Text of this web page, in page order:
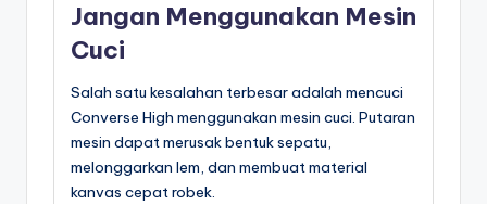
Jangan Menggunakan Mesin
Cuci
Salah satu kesalahan terbesar adalah mencuci
Converse High menggunakan mesin cuci. Putaran
mesin dapat merusak bentuk sepatu,
melonggarkan lem, dan membuat material
kanvas cepat robek.